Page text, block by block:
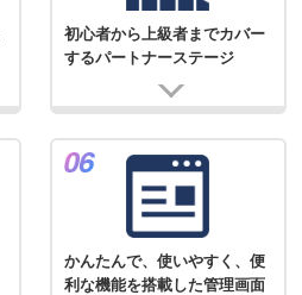
初心者から上級者までカバー
するパートナーステージ
かんたんで、使いやすく、便
利な機能を搭載した管理画面